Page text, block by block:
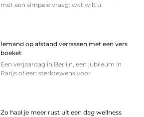
met een simpele vraag: wat wilt u
Iemand op afstand verrassen met een vers
boeket
Een verjaardag in Berlijn, een jubileum in
Parijs of een sterkte­wens voor
Zo haal je meer rust uit een dag wellness